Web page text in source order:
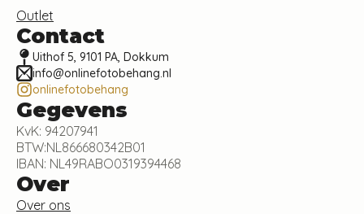
Outlet
Contact
Uithof 5, 9101 PA, Dokkum
info@onlinefotobehang.nl
onlinefotobehang
Gegevens
KvK: 94207941
BTW:NL866680342B01
IBAN: NL49RABO0319394468
Over
Over ons